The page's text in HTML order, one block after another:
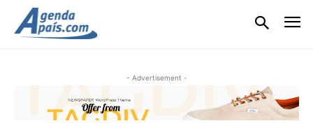
- Advertisement -